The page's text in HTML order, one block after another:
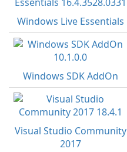
Windows Live Essentials
Windows SDK AddOn
Visual Studio Community
2017